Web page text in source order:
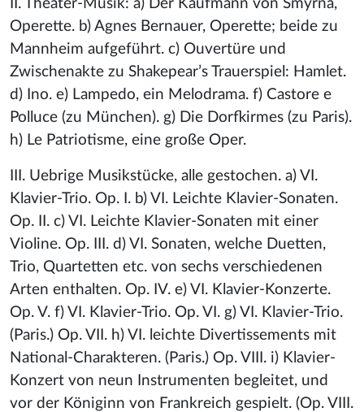
II. Theater-Musik: a) Der Kaufmann von Smyrna,
Operette. b) Agnes Bernauer, Operette; beide zu
Mannheim aufgeführt. c) Ouvertüre und
Zwischenakte zu Shakepear’s Trauerspiel: Hamlet.
d) Ino. e) Lampedo, ein Melodrama. f) Castore e
Polluce (zu München). g) Die Dorfkirmes (zu Paris).
h) Le Patriotisme, eine große Oper.
III. Uebrige Musikstücke, alle gestochen. a) VI.
Klavier-Trio. Op. I. b) VI. Leichte Klavier-Sonaten.
Op. II. c) VI. Leichte Klavier-Sonaten mit einer
Violine. Op. III. d) VI. Sonaten, welche Duetten,
Trio, Quartetten etc. von sechs verschiedenen
Arten enthalten. Op. IV. e) VI. Klavier-Konzerte.
Op. V. f) VI. Klavier-Trio. Op. VI. g) VI. Klavier-Trio.
(Paris.) Op. VII. h) VI. leichte Divertissements mit
National-Charakteren. (Paris.) Op. VIII. i) Klavier-
Konzert von neun Instrumenten begleitet, und
vor der Königinn von Frankreich gespielt. (Op. VIII.